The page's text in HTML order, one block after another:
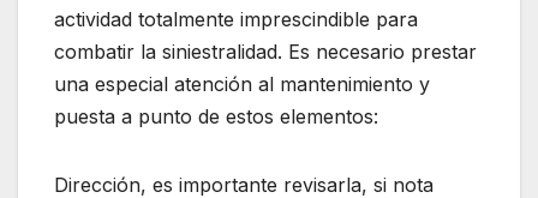
actividad totalmente imprescindible para
combatir la siniestralidad. Es necesario prestar
una especial atención al mantenimiento y
puesta a punto de estos elementos:
Dirección, es importante revisarla, si nota